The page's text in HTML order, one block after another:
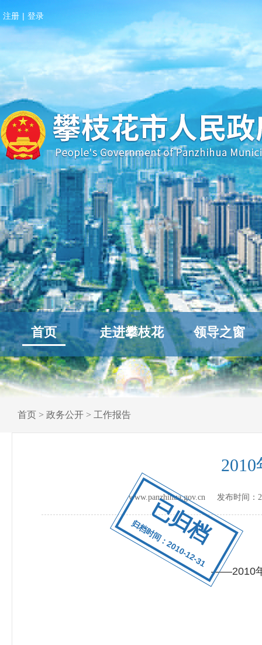
已归档
归档时间：2010-12-31
注册 | 登录
首页 走进攀枝花 领导之窗
首页 > 政务公开 > 工作报告
www.panzhihua.gov.cn 发布时间：
——2010年3月